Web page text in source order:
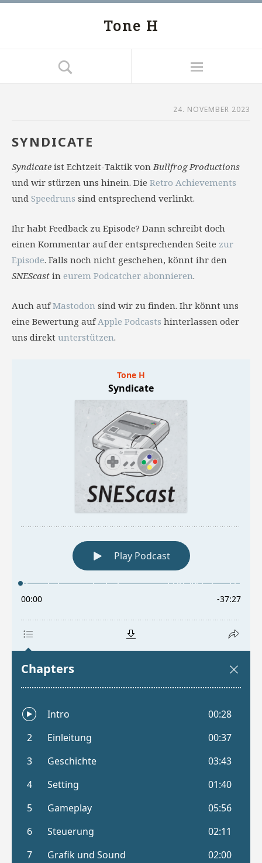
Tone H
24. NOVEMBER 2023
SYNDICATE
Syndicate ist Echtzeit-Taktik vonBullfrog Productions
und wir stürzen uns hinein. Die Retro Achievements
und Speedruns sind entsprechend verlinkt.
Ihr habt Feedback zu Episode? Dann schreibt doch
einen Kommentar auf der entsprechenden Seite zur
Episode. Falls noch nicht geschehen, könnt ihr den
SNEScast in eurem Podcatcher abonnieren.
Auch aufMastodon sind wir zu finden. Ihr könnt uns
eine Bewertung aufApple Podcasts hinterlassen oder
uns direkt unterstützen.